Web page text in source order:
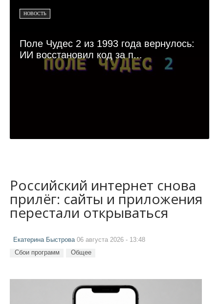
НОВОСТЬ
Поле Чудес 2 из 1993 года вернулось:
ИИ восстановил код за п...
Российский интернет снова
прилёг: сайты и приложения
перестали открываться
Екатерина Быстрова06 августа 2026 - 13:48
Сбои программ Общее